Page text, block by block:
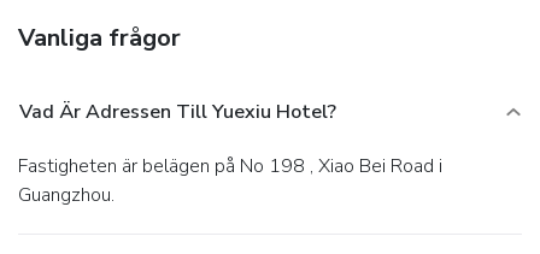
Vanliga frågor
Vad Är Adressen Till Yuexiu Hotel?
Fastigheten är belägen på No 198 , Xiao Bei Road i
Guangzhou.